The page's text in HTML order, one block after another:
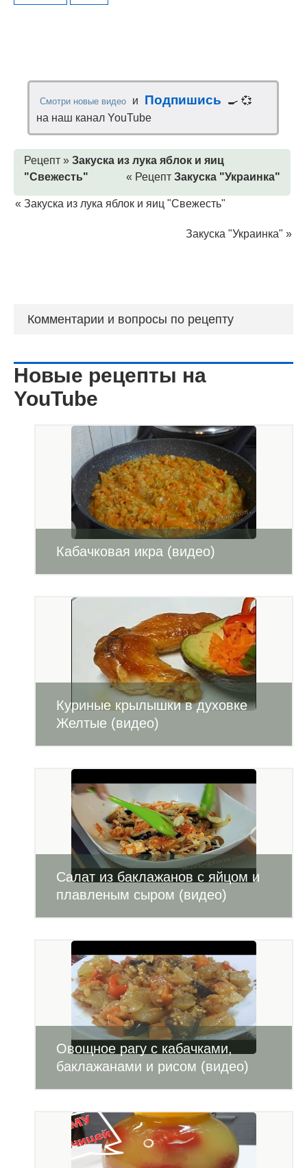
Смотри новые видео и Подпишись
🍳 💞
на наш канал YouTube
Рецепт » Закуска из лука яблок и яиц
"Свежесть"
« Рецепт Закуска "Украинка"
« Закуска из лука яблок и яиц "Свежесть"
Закуска "Украинка" »
Комментарии и вопросы по рецепту
Новые рецепты на
YouTube
Кабачковая икра (видео)
Куриные крылышки в духовке
Желтые (видео)
Салат из баклажанов с яйцом и
плавленым сыром (видео)
Овощное рагу с кабачками,
баклажанами и рисом (видео)